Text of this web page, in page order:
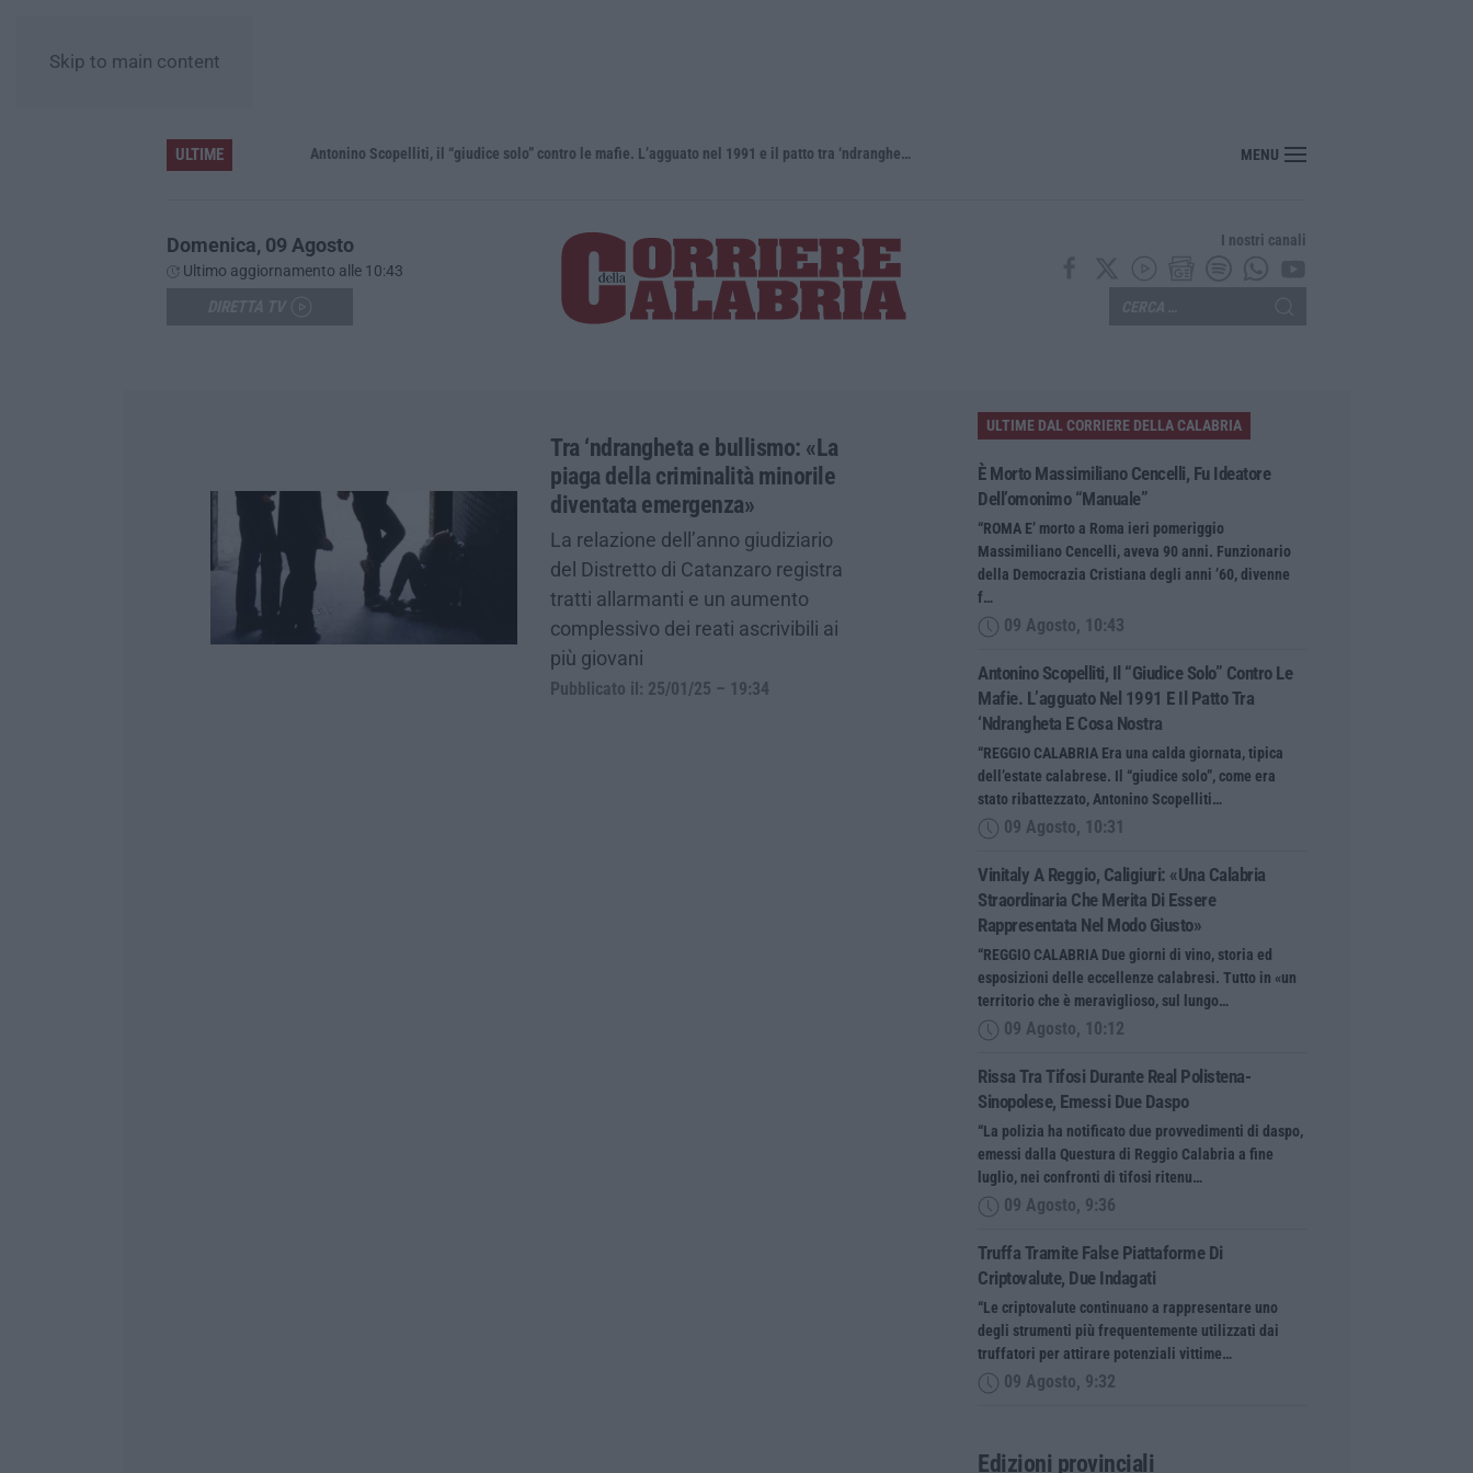
Skip to main content
ULTIME Antonino Scopelliti, il “giudice solo” contro le mafie. L’agguato nel 1991 e il patto tra ‘ndrangheta e Cosa nostra MENU
Domenica, 09 Agosto
Ultimo aggiornamento alle 10:43
I nostri canali
Tra ‘ndrangheta e bullismo: «La
piaga della criminalità minorile
diventata emergenza»
La relazione dell’anno giudiziario
del Distretto di Catanzaro registra
tratti allarmanti e un aumento
complessivo dei reati ascrivibili ai
più giovani
Pubblicato il: 25/01/25 – 19:34
ULTIME DAL CORRIERE DELLA CALABRIA
È Morto Massimiliano Cencelli, Fu Ideatore
Dell’omonimo “manuale”
“ROMA E’ morto a Roma ieri pomeriggio
Massimiliano Cencelli, aveva 90 anni. Funzionario
della Democrazia Cristiana degli anni ’60, divenne
f…
09 Agosto, 10:43
Antonino Scopelliti, Il “giudice Solo” Contro Le
Mafie. L’agguato Nel 1991 E Il Patto Tra
‘ndrangheta E Cosa Nostra
“REGGIO CALABRIA Era una calda giornata, tipica
dell’estate calabrese. Il “giudice solo”, come era
stato ribattezzato, Antonino Scopelliti…
09 Agosto, 10:31
Vinitaly A Reggio, Caligiuri: «Una Calabria
Straordinaria Che Merita Di Essere
Rappresentata Nel Modo Giusto»
“REGGIO CALABRIA Due giorni di vino, storia ed
esposizioni delle eccellenze calabresi. Tutto in «un
territorio che è meraviglioso, sul lungo…
09 Agosto, 10:12
Rissa Tra Tifosi Durante Real Polistena-
Sinopolese, Emessi Due Daspo
“La polizia ha notificato due provvedimenti di daspo,
emessi dalla Questura di Reggio Calabria a fine
luglio, nei confronti di tifosi ritenu…
09 Agosto, 9:36
Truffa Tramite False Piattaforme Di
Criptovalute, Due Indagati
“Le criptovalute continuano a rappresentare uno
degli strumenti più frequentemente utilizzati dai
truffatori per attirare potenziali vittime…
09 Agosto, 9:32
Edizioni provinciali